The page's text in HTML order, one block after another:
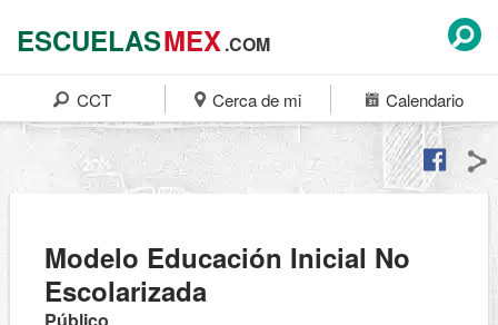
ESCUELASMEX.COM
CCT Cerca de mi Calendario
Modelo Educación Inicial No
Escolarizada